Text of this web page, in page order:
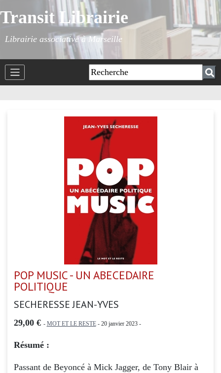
Transit Librairie
Librairie associative à Marseille
POP MUSIC - UN ABECEDAIRE
POLITIQUE
SECHERESSE JEAN-YVES
29,00 € - MOT ET LE RESTE- 20 janvier 2023 -
Résumé :
Passant de Beyoncé à Mick Jagger, de Tony Blair à